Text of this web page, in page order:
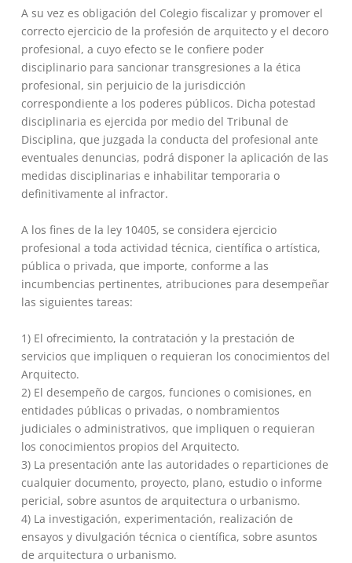
A su vez es obligación del Colegio fiscalizar y promover el
correcto ejercicio de la profesión de arquitecto y el decoro
profesional, a cuyo efecto se le confiere poder
disciplinario para sancionar transgresiones a la ética
profesional, sin perjuicio de la jurisdicción
correspondiente a los poderes públicos. Dicha potestad
disciplinaria es ejercida por medio del Tribunal de
Disciplina, que juzgada la conducta del profesional ante
eventuales denuncias, podrá disponer la aplicación de las
medidas disciplinarias e inhabilitar temporaria o
definitivamente al infractor.
A los fines de la ley 10405, se considera ejercicio
profesional a toda actividad técnica, científica o artística,
pública o privada, que importe, conforme a las
incumbencias pertinentes, atribuciones para desempeñar
las siguientes tareas:
1) El ofrecimiento, la contratación y la prestación de
servicios que impliquen o requieran los conocimientos del
Arquitecto.
2) El desempeño de cargos, funciones o comisiones, en
entidades públicas o privadas, o nombramientos
judiciales o administrativos, que impliquen o requieran
los conocimientos propios del Arquitecto.
3) La presentación ante las autoridades o reparticiones de
cualquier documento, proyecto, plano, estudio o informe
pericial, sobre asuntos de arquitectura o urbanismo.
4) La investigación, experimentación, realización de
ensayos y divulgación técnica o científica, sobre asuntos
de arquitectura o urbanismo.